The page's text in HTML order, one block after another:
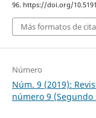
96. https://doi.org/
Más formatos de cita
Número
Núm. 9 (2019):
número 9 (Segundo